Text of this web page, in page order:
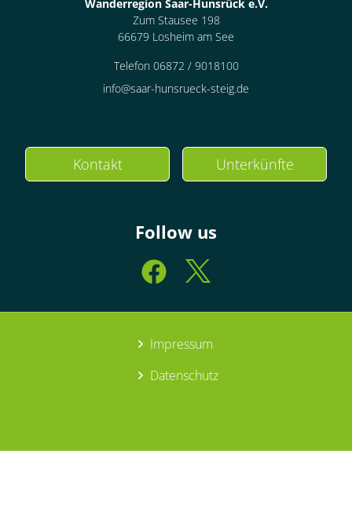
Wanderregion Saar-Hunsrück e.V.
Zum Stausee 198
66679 Losheim am See
Telefon 06872 / 9018100
info@saar-hunsrueck-steig.de
Kontakt Unterkünfte
Follow us
Impressum
Datenschutz